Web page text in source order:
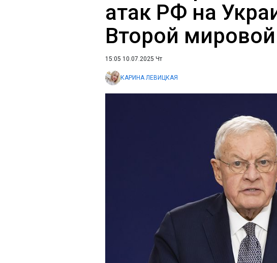
атак РФ на
Второй мировой
15:05 10.07.2025 Чт
КАРИНА ЛЕВИЦКАЯ